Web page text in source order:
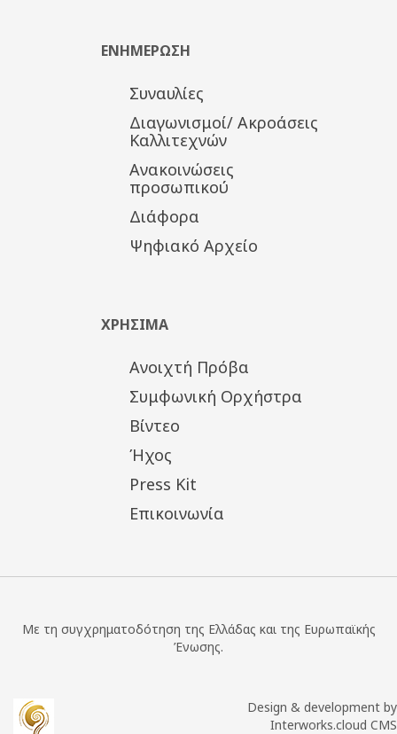
ΕΝΗΜΕΡΩΣΗ
Συναυλίες
Διαγωνισμοί/ Ακροάσεις
Καλλιτεχνών
Ανακοινώσεις
προσωπικού
Διάφορα
Ψηφιακό Αρχείο
ΧΡΗΣΙΜΑ
Ανοιχτή Πρόβα
Συμφωνική Ορχήστρα
Βίντεο
Ήχος
Press Kit
Επικοινωνία
Με τη συγχρηματοδότηση της Ελλάδας και της Ευρωπαϊκής
Ένωσης.
Design & development by
Interworks.cloud CMS